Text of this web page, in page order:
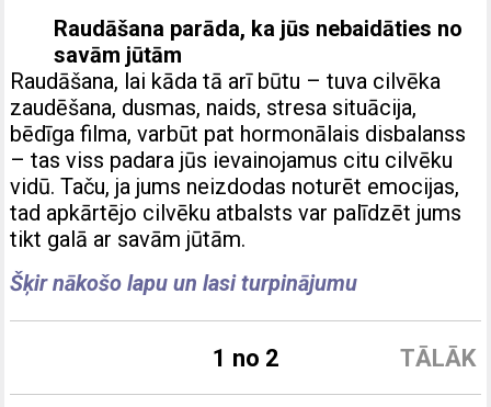
Raudāšana parāda, ka jūs nebaidāties no
savām jūtām
Raudāšana, lai kāda tā arī būtu – tuva cilvēka
zaudēšana, dusmas, naids, stresa situācija,
bēdīga filma, varbūt pat hormonālais disbalanss
– tas viss padara jūs ievainojamus citu cilvēku
vidū. Taču, ja jums neizdodas noturēt emocijas,
tad apkārtējo cilvēku atbalsts var palīdzēt jums
tikt galā ar savām jūtām.
Šķir nākošo lapu un lasi turpinājumu
TĀLĀK
1 no 2